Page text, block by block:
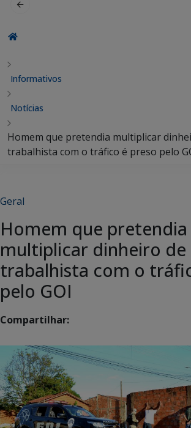
Informativos
Notícias
Homem que pretendia multiplicar
trabalhista com o tráfico é preso pelo
Geral
Homem que pretendia
multiplicar dinheiro
trabalhista com o
pelo GOI
Compartilhar: